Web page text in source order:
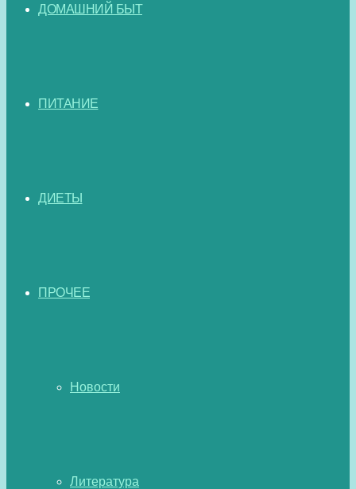
ДОМАШНИЙ БЫТ
ПИТАНИЕ
ДИЕТЫ
ПРОЧЕЕ
Новости
Литература